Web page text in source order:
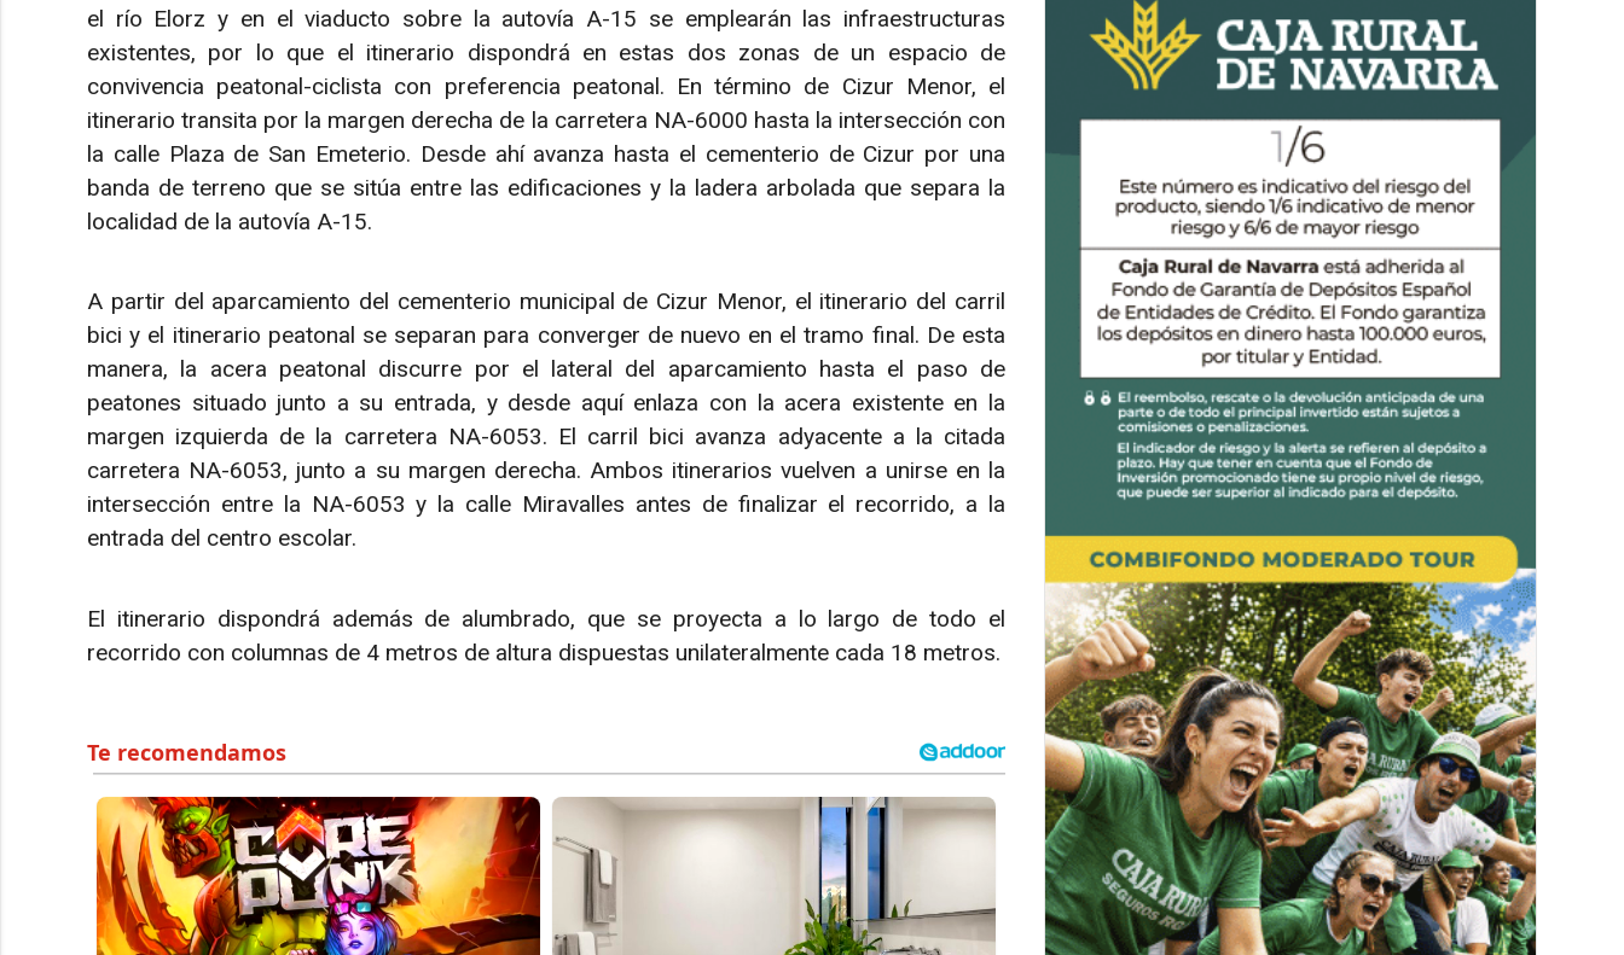
el río Elorz y en el viaducto sobre la autovía A-15 se emplearán las infraestructuras
existentes, por lo que el itinerario dispondrá en estas dos zonas de un espacio de
convivencia peatonal-ciclista con preferencia peatonal. En término de Cizur Menor, el
itinerario transita por la margen derecha de la carretera NA-6000 hasta la intersección con
la calle Plaza de San Emeterio. Desde ahí avanza hasta el cementerio de Cizur por una
banda de terreno que se sitúa entre las edificaciones y la ladera arbolada que separa la
localidad de la autovía A-15.
A partir del aparcamiento del cementerio municipal de Cizur Menor, el itinerario del carril
bici y el itinerario peatonal se separan para converger de nuevo en el tramo final. De esta
manera, la acera peatonal discurre por el lateral del aparcamiento hasta el paso de
peatones situado junto a su entrada, y desde aquí enlaza con la acera existente en la
margen izquierda de la carretera NA-6053. El carril bici avanza adyacente a la citada
carretera NA-6053, junto a su margen derecha. Ambos itinerarios vuelven a unirse en la
intersección entre la NA-6053 y la calle Miravalles antes de finalizar el recorrido, a la
entrada del centro escolar.
El itinerario dispondrá además de alumbrado, que se proyecta a lo largo de todo el
recorrido con columnas de 4 metros de altura dispuestas unilateralmente cada 18 metros.